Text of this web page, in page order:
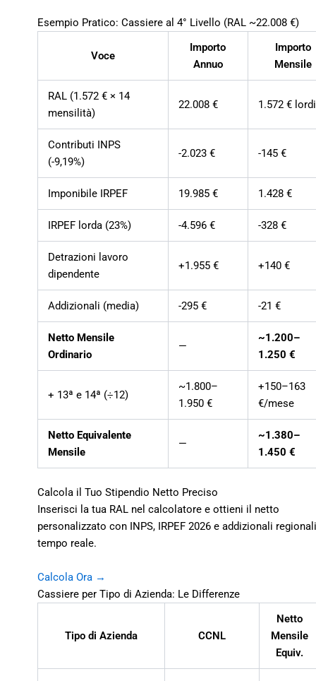
Esempio Pratico: Cassiere al 4° Livello (RAL ~22.008 €)
Voce
Importo
Annuo
Importo
Mensile
RAL (1.572 € × 14
mensilità)
22.008 € 1.572 € lordi
Contributi INPS
(-9,19%)
-2.023 € -145 €
Imponibile IRPEF 19.985 € 1.428 €
IRPEF lorda (23%) -4.596 € -328 €
Detrazioni lavoro
dipendente
+1.955 € +140 €
Addizionali (media) -295 € -21 €
Netto Mensile
Ordinario
—
~1.200–
1.250 €
+ 13ª e 14ª (÷12)
~1.800–
1.950 €
+150–163
€/mese
Netto Equivalente
Mensile
—
~1.380–
1.450 €
Calcola il Tuo Stipendio Netto Preciso
Inserisci la tua RAL nel calcolatore e ottieni il netto
personalizzato con INPS, IRPEF 2026 e addizionali
tempo reale.
Calcola Ora →
Cassiere per Tipo di Azienda: Le Differenze
Tipo di Azienda CCNL
Netto
Mensile
Equiv.